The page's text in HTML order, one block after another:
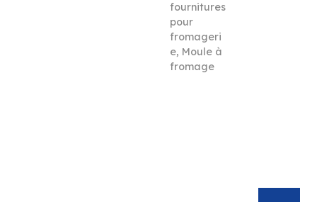
fournitures
pour
fromageri
e, Moule à
fromage